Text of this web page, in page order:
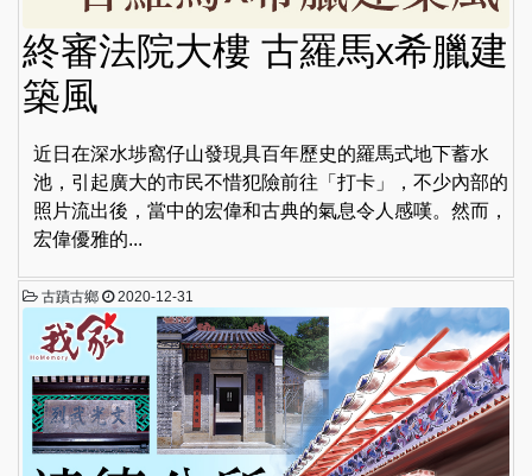
終審法院大樓 古羅馬x希臘建
築風
近日在深水埗窩仔山發現具百年歷史的羅馬式地下蓄水
池，引起廣大的市民不惜犯險前往「打卡」，不少內部的
照片流出後，當中的宏偉和古典的氣息令人感嘆。然而，
宏偉優雅的...
古蹟古鄉 2020-12-31